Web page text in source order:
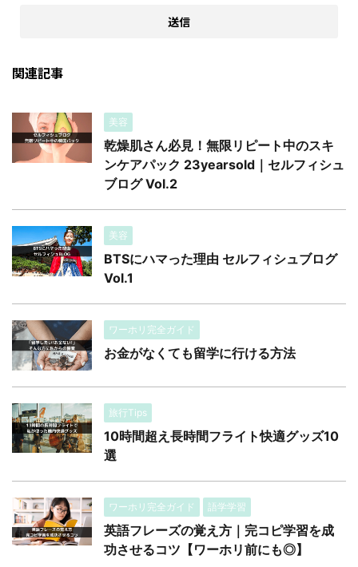
関連記事
美容
乾燥肌さん必見！無限リピート中のスキ
ンケアパック 23yearsold｜セルフィシュ
ブログ Vol.2
美容
BTSにハマった理由 セルフィシュブログ
Vol.1
ワーホリ完全ガイド
お金がなくても留学に行ける方法
旅行Tips
10時間超え長時間フライト快適グッズ10
選
ワーホリ完全ガイド 語学学習
英語フレーズの覚え方｜完コピ学習を成
功させるコツ【ワーホリ前にも◎】